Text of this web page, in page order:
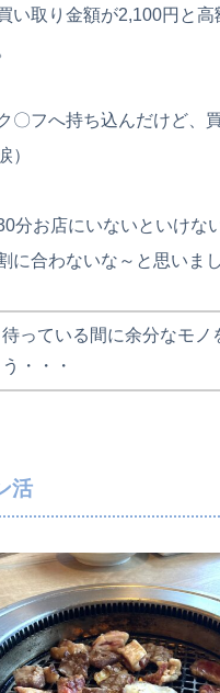
い取り金額が2,100円と高
〇フへ持ち込んだけど、
）
分お店にいないといけな
に合わないな～と思いまし
待っている間に余分なモノ
う・・・
活